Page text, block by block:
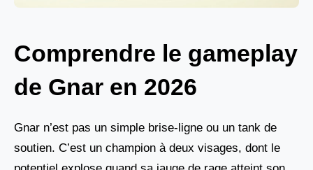
Comprendre le gameplay
de Gnar en 2026
Gnar n’est pas un simple brise-ligne ou un tank de
soutien. C’est un champion à deux visages, dont le